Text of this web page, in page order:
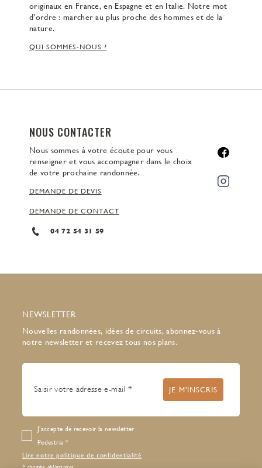
originaux en France, en Espagne et en Italie. Notre mot
d’ordre : marcher au plus proche des hommes et de la
nature.
QUI SOMMES-NOUS ?
NOUS CONTACTER
Nous sommes à votre écoute pour vous
renseigner et vous accompagner dans le choix
de votre prochaine randonnée.
DEMANDE DE DEVIS
DEMANDE DE CONTACT
04 72 54 31 59
NEWSLETTER
Nouvelles randonnées, idées de circuits, abonnez-vous à
notre newsletter et recevez tous nos plans.
J’accepte de recevoir la newsletter
Pedestria
Lire notre politique de confidentialité